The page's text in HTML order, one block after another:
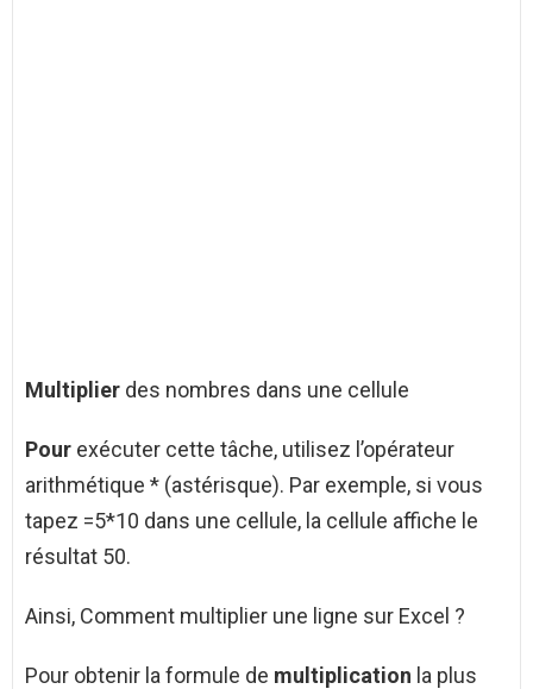
Multiplier des nombres dans une cellule
Pour exécuter cette tâche, utilisez l’opérateur
arithmétique * (astérisque). Par exemple, si vous
tapez =5*10 dans une cellule, la cellule affiche le
résultat 50.
Ainsi, Comment multiplier une ligne sur Excel ?
Pour obtenir la formule de multiplication la plus